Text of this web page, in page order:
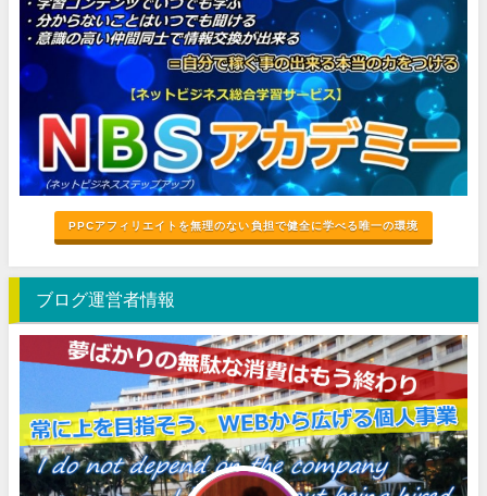
PPCアフィリエイトを無理のない負担で健全に学べる唯一の環境
ブログ運営者情報